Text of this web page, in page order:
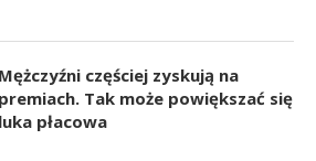
Mężczyźni częściej zyskują na
premiach. Tak może powiększać się
luka płacowa